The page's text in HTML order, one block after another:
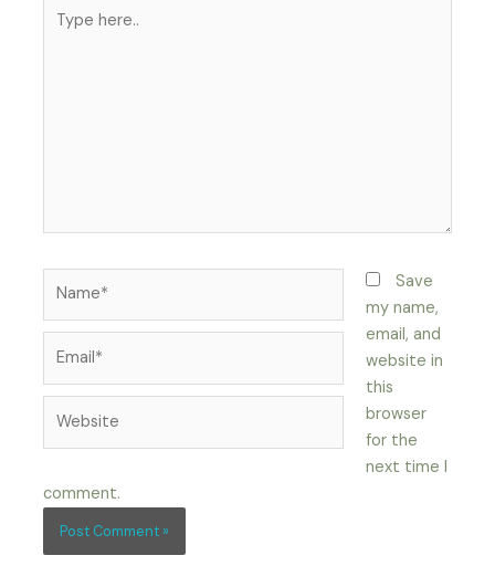
here..
Save
my name,
email, and
website in
this
browser
for the
next time I
comment.